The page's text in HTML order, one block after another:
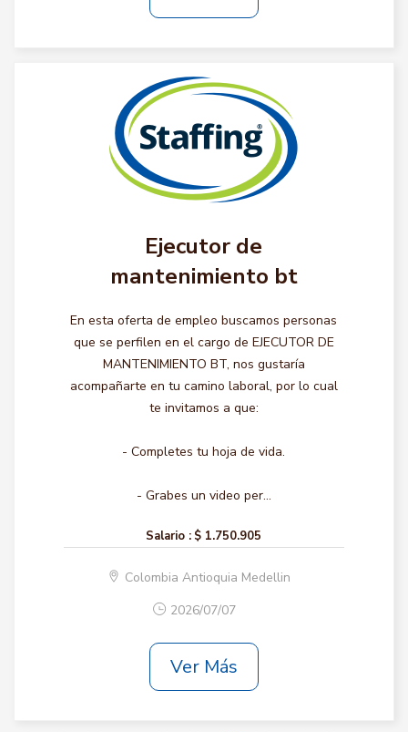
Ejecutor de
mantenimiento bt
En esta oferta de empleo buscamos personas
que se perfilen en el cargo de EJECUTOR DE
MANTENIMIENTO BT, nos gustaría
acompañarte en tu camino laboral, por lo cual
te invitamos a que:
- Completes tu hoja de vida.
- Grabes un video per...
Salario : $ 1.750.905
Colombia Antioquia Medellin
2026/07/07
Ver Más